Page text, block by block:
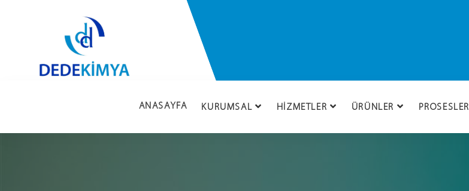
ANASAYFA KURUMSAL HIZMETLER ÜRÜNLER PROSESLER